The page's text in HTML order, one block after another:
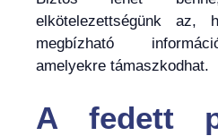
elkötelezettségünk az,
megbízható
amelyekre támaszkodhat.
A fedett